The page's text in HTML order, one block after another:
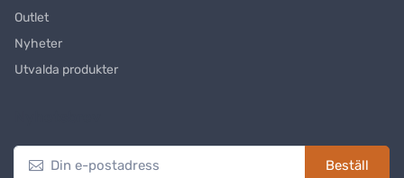
Outlet
Nyheter
Utvalda produkter
Beställ